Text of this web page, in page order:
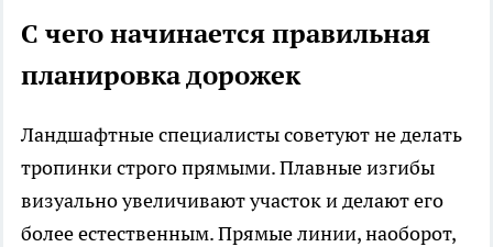
С чего начинается правильная
планировка дорожек
Ландшафтные специалисты советуют не делать
тропинки строго прямыми. Плавные изгибы
визуально увеличивают участок и делают его
более естественным. Прямые линии, наоборот,